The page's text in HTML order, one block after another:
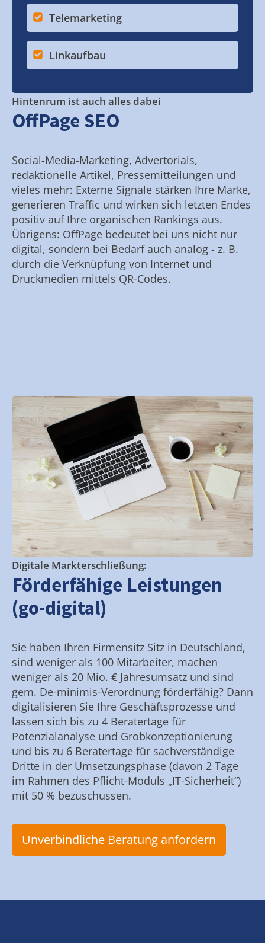
Telemarketing
Linkaufbau
Hintenrum ist auch alles dabei
OffPage SEO
Social-Media-Marketing, Advertorials,
redaktionelle Artikel, Pressemitteilungen und
vieles mehr: Externe Signale stärken Ihre Marke,
generieren Traffic und wirken sich letzten Endes
positiv auf Ihre organischen Rankings aus.
Übrigens: OffPage bedeutet bei uns nicht nur
digital, sondern bei Bedarf auch analog - z. B.
durch die Verknüpfung von Internet und
Druckmedien mittels QR-Codes.
Digitale Markterschließung:
Förderfähige Leistungen
(go-digital)
Sie haben Ihren Firmensitz Sitz in Deutschland,
sind weniger als 100 Mitarbeiter, machen
weniger als 20 Mio. € Jahresumsatz und sind
gem. De-minimis-Verordnung förderfähig? Dann
digitalisieren Sie Ihre Geschäftsprozesse und
lassen sich bis zu 4 Beratertage für
Potenzialanalyse und Grobkonzeptionierung
und bis zu 6 Beratertage für sachverständige
Dritte in der Umsetzungsphase (davon 2 Tage
im Rahmen des Pflicht-Moduls „IT-Sicherheit“)
mit 50 % bezuschussen.
Unverbindliche Beratung anfordern